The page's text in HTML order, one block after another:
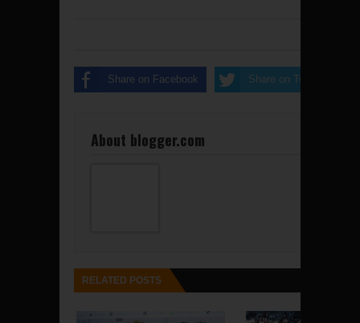
Share on Facebook Share on Twitter
About blogger.com
RELATED POSTS